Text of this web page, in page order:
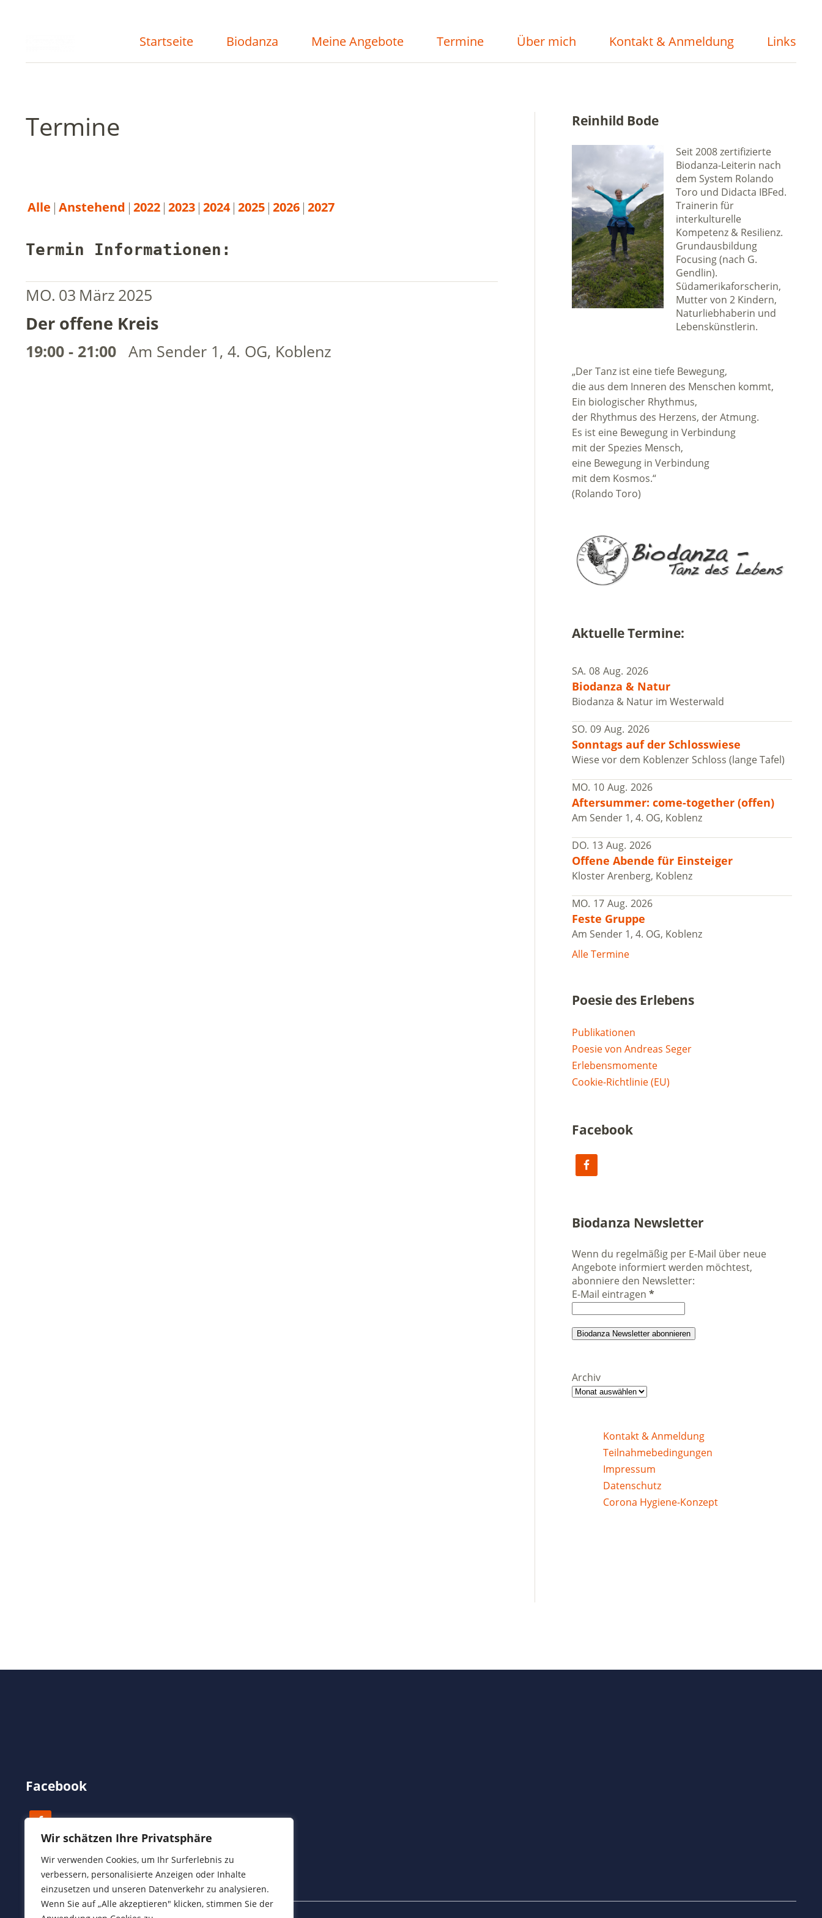
Wir schätzen Ihre Privatsphäre
Wir verwenden Cookies, um Ihr Surferlebnis zu
verbessern, personalisierte Anzeigen oder Inhalte
einzusetzen und unseren Datenverkehr zu analysieren.
Wenn Sie auf „Alle akzeptieren" klicken, stimmen Sie der
Startseite Biodanza Meine Angebote Termine Über mich Kontakt & Anmeldung Links
Termine
Alle Anstehend 2022 2023 2024 2025 2026 2027
Termin Informationen:
MO. 03 März 2025
Der offene Kreis
19:00 - 21:00 Am Sender 1, 4. OG, Koblenz
Reinhild Bode
Seit 2008 zertifizierte
Biodanza-Leiterin nach
dem System Rolando
Toro und Didacta IBFed.
Trainerin für
interkulturelle
Kompetenz & Resilienz.
Grundausbildung
Focusing (nach G.
Gendlin).
Südamerikaforscherin,
Mutter von 2 Kindern,
Naturliebhaberin und
Lebenskünstlerin.
„Der Tanz ist eine tiefe Bewegung,
die aus dem Inneren des Menschen kommt,
Ein biologischer Rhythmus,
der Rhythmus des Herzens, der Atmung.
Es ist eine Bewegung in Verbindung
mit der Spezies Mensch,
eine Bewegung in Verbindung
mit dem Kosmos.“
(Rolando Toro)
Aktuelle Termine:
SA. 08 Aug. 2026
Biodanza & Natur
Biodanza & Natur im Westerwald
SO. 09 Aug. 2026
Sonntags auf der Schlosswiese
Wiese vor dem Koblenzer Schloss (lange Tafel)
MO. 10 Aug. 2026
Aftersummer: come-together (offen)
Am Sender 1, 4. OG, Koblenz
DO. 13 Aug. 2026
Offene Abende für Einsteiger
Kloster Arenberg, Koblenz
MO. 17 Aug. 2026
Feste Gruppe
Am Sender 1, 4. OG, Koblenz
Alle Termine
Poesie des Erlebens
Publikationen
Poesie von Andreas Seger
Erlebensmomente
Cookie-Richtlinie (EU)
Facebook
Biodanza Newsletter
Wenn du regelmäßig per E-Mail über neue
Angebote informiert werden möchtest,
abonniere den Newsletter:
E-Mail eintragen *
Archiv
Kontakt & Anmeldung
Teilnahmebedingungen
Impressum
Datenschutz
Corona Hygiene-Konzept
Facebook